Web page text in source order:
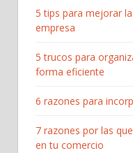
5 tips para mejorar
empresa
5 trucos para
forma eficiente
6 razones para
7 razones por las
en tu comercio